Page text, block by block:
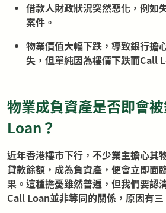
借款人財政狀況突然惡化，例如
案件。
物業價值大幅下跌，導致銀行擔
失，但單純因為樓價下跌而Call
物業成負資產是否即會
Loan？
近年香港樓市下行，不少業主擔心其
貸款餘額，成為負資產，便會立即面
果。這種擔憂雖然普遍，但我們要認
Call Loan並非等同的關係，原因有三